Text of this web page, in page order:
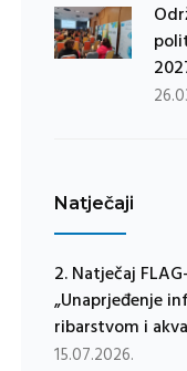
Natječaji
2. Natječaj
„Unaprjeđenje
ribarstvom i
15.07.2026.